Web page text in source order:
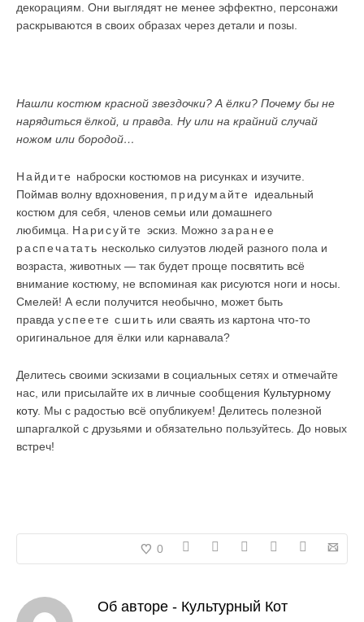
декорациям. Они выглядят не менее эффектно, персонажи
раскрываются в своих образах через детали и позы.
Нашли костюм красной звездочки? А ёлки? Почему бы не
нарядиться ёлкой, и правда. Ну или на крайний случай
ножом или бородой…
Найдите наброски костюмов на рисунках и изучите.
Поймав волну вдохновения, придумайте идеальный
костюм для себя, членов семьи или домашнего
любимца. Нарисуйте эскиз. Можно заранее
распечатать несколько силуэтов людей разного пола и
возраста, животных — так будет проще посвятить всё
внимание костюму, не вспоминая как рисуются ноги и носы.
Смелей! А если получится необычно, может быть
правда успеете сшить или сваять из картона что-то
оригинальное для ёлки или карнавала?
Делитесь своими эскизами в социальных сетях и отмечайте
нас, или присылайте их в личные сообщения Культурному
коту. Мы с радостью всё опубликуем! Делитесь полезной
шпаргалкой с друзьями и обязательно пользуйтесь. До новых
встреч!
0
Об авторе - Культурный Кот